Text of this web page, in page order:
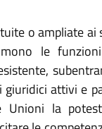
o ampliate ai
le
attivi e
Unioni la